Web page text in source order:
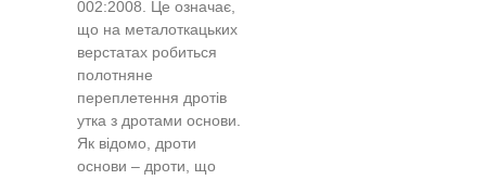
002:2008. Це означає,
що на металоткацьких
верстатах робиться
полотняне
переплетення дротів
утка з дротами основи.
Як відомо, дроти
основи – дроти, що